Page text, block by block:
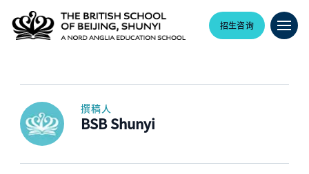
招生咨询
撰稿人
BSB Shunyi